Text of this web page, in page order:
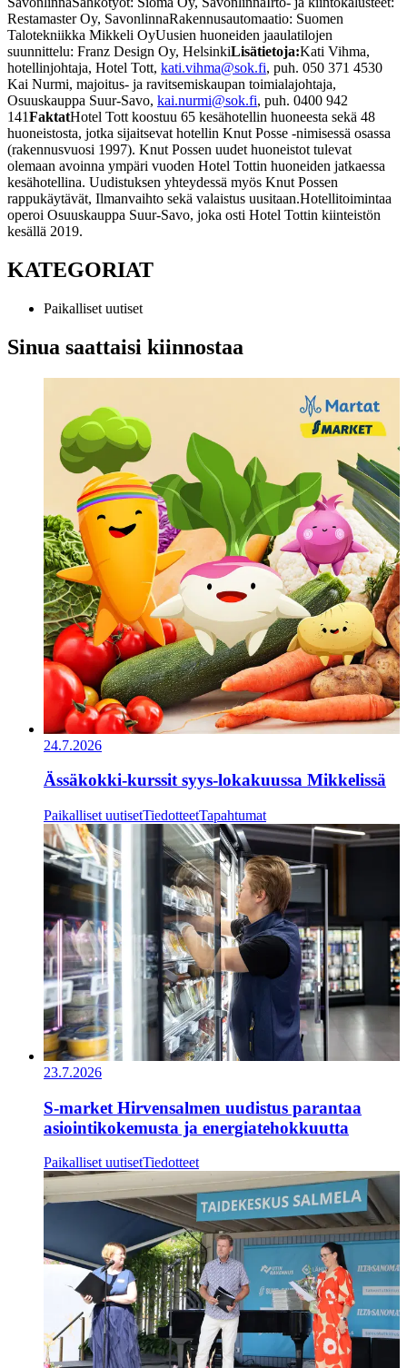
Restamaster Oy, SavonlinnaRakennusautomaatio: Suomen
Talotekniikka Mikkeli OyUusien huoneiden jaaulatilojen
suunnittelu: Franz Design Oy, HelsinkiLisätietoja:Kati Vihma,
hotellinjohtaja, Hotel Tott, kati.vihma@sok.fi, puh. 050 371 4530
Kai Nurmi, majoitus- ja ravitsemiskaupan toimialajohtaja,
Osuuskauppa Suur-Savo, kai.nurmi@sok.fi, puh. 0400 942
141FaktatHotel Tott koostuu 65 kesähotellin huoneesta sekä 48
huoneistosta, jotka sijaitsevat hotellin Knut Posse -nimisessä osassa
(rakennusvuosi 1997). Knut Possen uudet huoneistot tulevat
olemaan avoinna ympäri vuoden Hotel Tottin huoneiden jatkaessa
kesähotellina. Uudistuksen yhteydessä myös Knut Possen
rappukäytävät, Ilmanvaihto sekä valaistus uusitaan.Hotellitoimintaa
operoi Osuuskauppa Suur-Savo, joka osti Hotel Tottin kiinteistön
kesällä 2019.
KATEGORIAT
Paikalliset uutiset
Sinua saattaisi kiinnostaa
24.7.2026
Ässäkokki-kurssit syys-lokakuussa Mikkelissä
Paikalliset uutisetTiedotteetTapahtumat
23.7.2026
S-market Hirvensalmen uudistus parantaa
asiointikokemusta ja energiatehokkuutta
Paikalliset uutisetTiedotteet